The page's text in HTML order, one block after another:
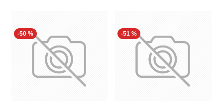
-50 % -51 %